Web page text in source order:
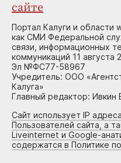
сайте
Портал Калуги и области
как СМИ Федеральной
связи, информационных
коммуникаций 11 августа
Эл №ФС77-58967
Учредитель: ООО
Калуга»
Главный редактор: Ивкин
Сайт использует IP
Пользователей сайта, а
Liveinternet и Google-
содержатся в Политике